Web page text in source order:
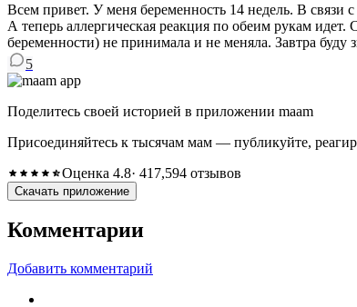
Всем привет. У меня беременность 14 недель. В связи
А теперь аллергическая реакция по обеим рукам
беременности) не принимала и не меняла. Завтра буду
5
Поделитесь своей историей в приложении maam
Присоединяйтесь к тысячам мам — публикуйте,
Оценка 4.8· 417,594 отзывов
Скачать приложение
Комментарии
Добавить комментарий